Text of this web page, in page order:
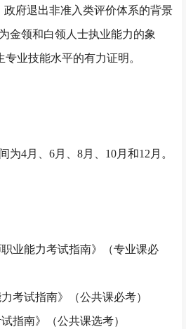
政府退出非准入类评价体系的背景
金领和白领人士执业能力的象
业技能水平的有力证明。
为4月、6月、8月、10月和12月。
职业能力考试指南》（专业课必
考试指南》（公共课必考）
指南》（公共课选考）